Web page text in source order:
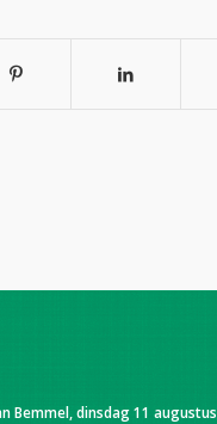
Bemmel, dinsdag 11 augustus